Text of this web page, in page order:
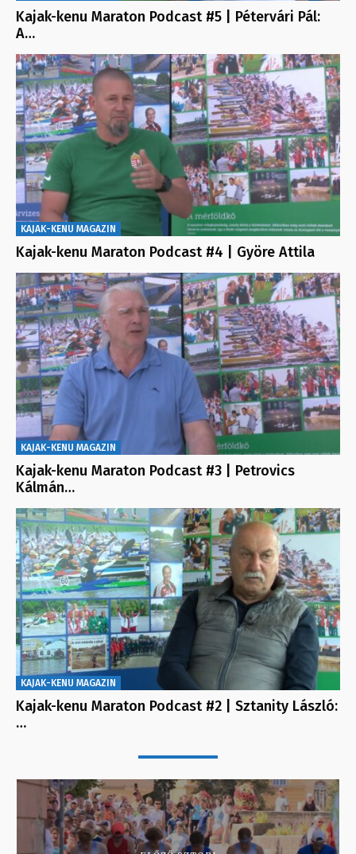
Kajak-kenu Maraton Podcast #5 | Pétervári Pál:
A…
KAJAK-KENU MAGAZIN
Kajak-kenu Maraton Podcast #4 | Györe Attila
KAJAK-KENU MAGAZIN
Kajak-kenu Maraton Podcast #3 | Petrovics
Kálmán…
KAJAK-KENU MAGAZIN
Kajak-kenu Maraton Podcast #2 | Sztanity László:
…